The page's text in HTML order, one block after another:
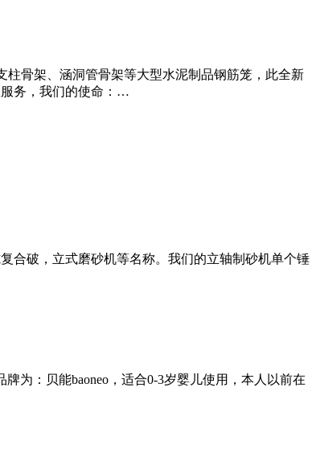
柱骨架、涵洞管骨架等大型水泥制品钢筋笼，此全新
服务，我们的使命：…
合破，立式磨砂机等名称。我们的立轴制砂机单个锤
为：贝能baoneo，适合0-3岁婴儿使用，本人以前在